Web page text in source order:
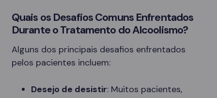
Quais os Desafios Comuns Enfrentados
Durante o Tratamento do Alcoolismo?
Alguns dos principais desafios enfrentados
pelos pacientes incluem:
Desejo de desistir: Muitos pacientes,